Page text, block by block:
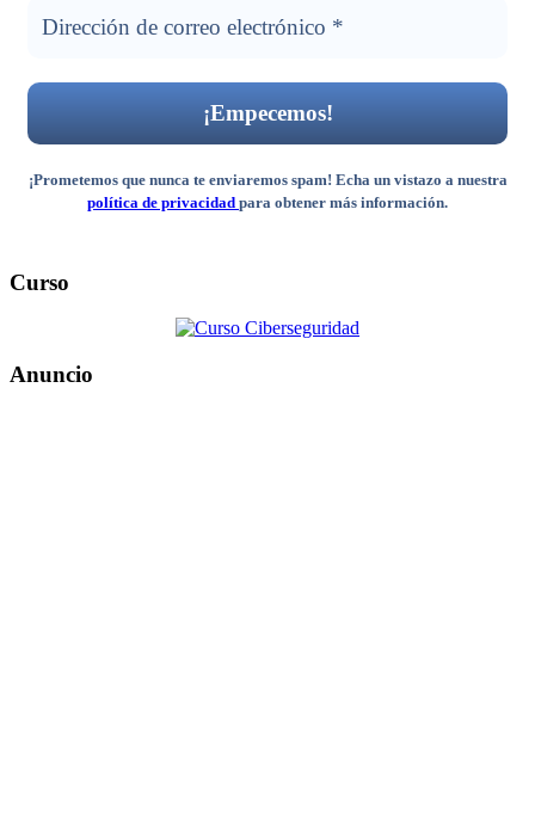
¡Prometemos que nunca te enviaremos spam! Echa un vistazo a nuestra
política de privacidad para obtener más información.
Curso
Anuncio